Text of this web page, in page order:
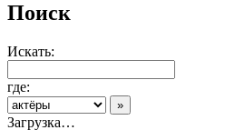
Поиск
Искать:
где:
Загрузка…